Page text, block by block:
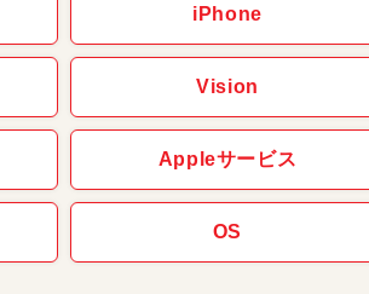
iPhone
Vision
Appleサービス
OS